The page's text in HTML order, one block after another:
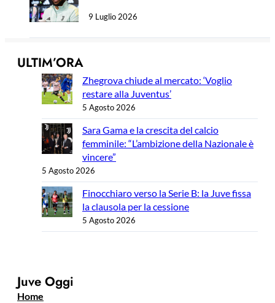
9 Luglio 2026
ULTIM’ORA
Zhegrova chiude al mercato: ‘Voglio
restare alla Juventus’
5 Agosto 2026
Sara Gama e la crescita del calcio
femminile: “L’ambizione della Nazionale è
vincere”
5 Agosto 2026
Finocchiaro verso la Serie B: la Juve fissa
la clausola per la cessione
5 Agosto 2026
Juve Oggi
Home